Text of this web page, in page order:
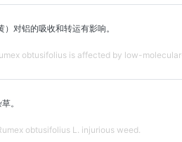
对铝的吸收和转运有影响。
obtusifolius is affected by low-
。
obtusifolius L. injurious weed.